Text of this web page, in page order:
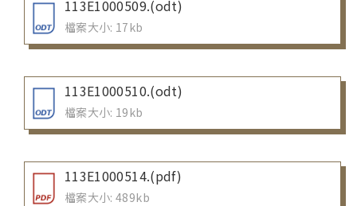
113E1000509.(odt)
檔案大小: 17kb
113E1000510.(odt)
檔案大小: 19kb
113E1000514.(pdf)
檔案大小: 489kb